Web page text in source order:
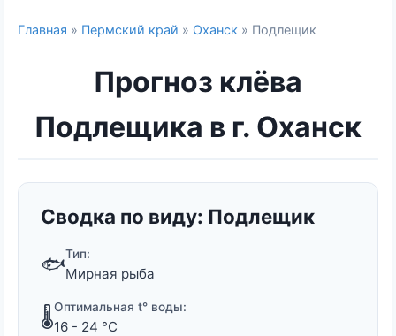
Главная » Пермский край » Оханск » Подлещик
Прогноз клёва
Подлещика в г. Оханск
Сводка по виду: Подлещик
🐟Тип:
Мирная рыба
🌡️Оптимальная t° воды:
16 - 24 °C